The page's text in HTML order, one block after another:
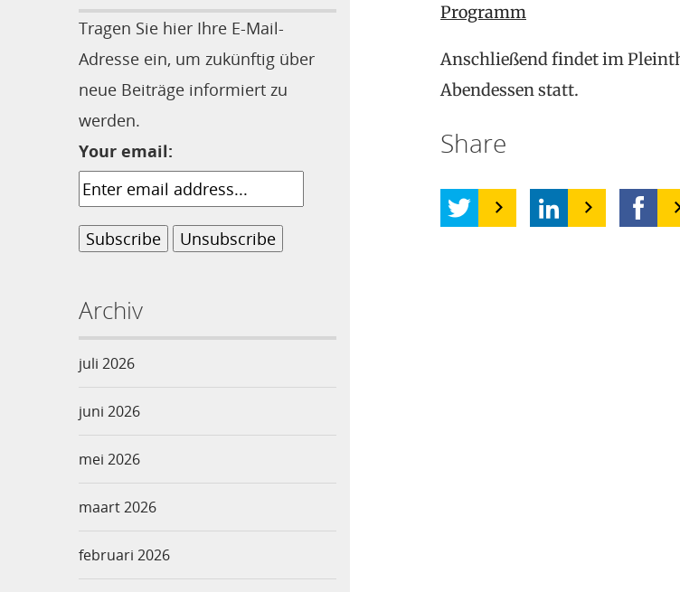
Tragen Sie hier Ihre E-Mail-
Adresse ein, um zukünftig über
neue Beiträge informiert zu
werden.
Your email:
Archiv
juli 2026
juni 2026
mei 2026
maart 2026
februari 2026
Programm
Anschließend findet im
Abendessen statt.
Share